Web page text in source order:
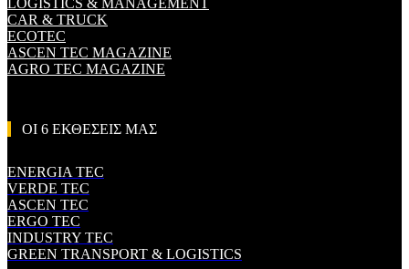
LOGISTICS & MANAGEMENT
CAR & TRUCK
ECOTEC
ASCEN TEC MAGAZINE
AGRO TEC MAGAZINE
ΟΙ 6 ΕΚΘΕΣΕΙΣ ΜΑΣ
ENERGIA TEC
VERDE TEC
ASCEN TEC
ERGO TEC
INDUSTRY TEC
GREEN TRANSPORT & LOGISTICS